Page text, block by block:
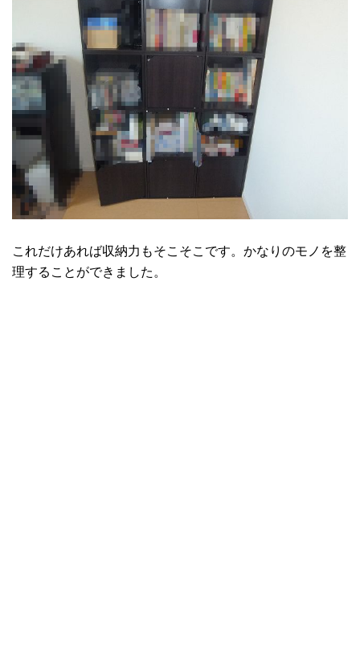
これだけあれば収納力もそこそこです。かなりのモノを整
理することができました。